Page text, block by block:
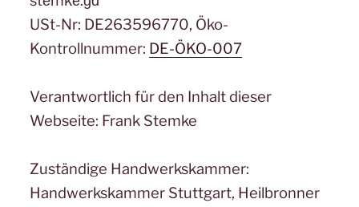
USt-Nr: DE263596770, Öko-
Kontrollnummer: DE-ÖKO-007
Verantwortlich für den Inhalt dieser
Webseite: Frank Stemke
Zuständige Handwerkskammer:
Handwerkskammer Stuttgart, Heilbronner